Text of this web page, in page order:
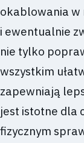
okablowania w
i ewentualnie
nie tylko
wszystkim
zapewniają
jest istotne dla
fizycznym